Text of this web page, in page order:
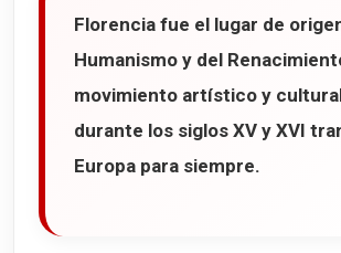
Florencia fue el lugar de
Humanismo y del
movimiento artístico y
durante los siglos XV y XVI
Europa para siempre.